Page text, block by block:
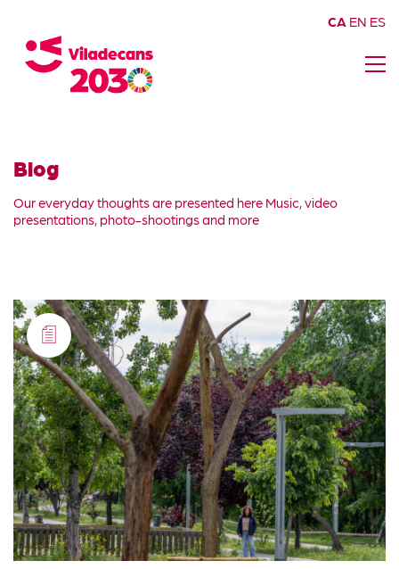
Blog
Our everyday thoughts are presented here Music, video
presentations, photo-shootings and more
CA EN ES